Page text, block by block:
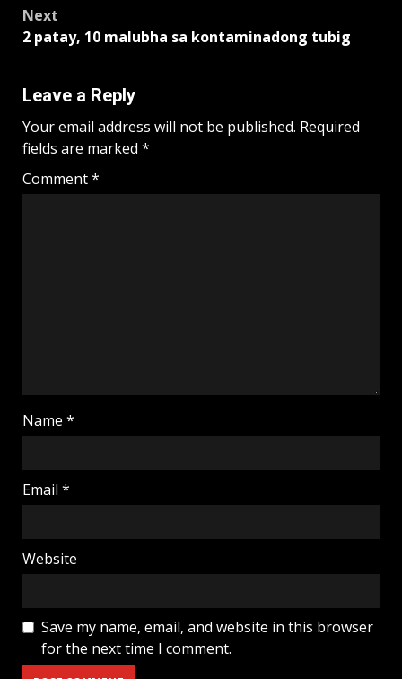
Next
2 patay, 10 malubha sa kontaminadong tubig
Leave a Reply
Your email address will not be published. Required
fields are marked *
Comment*
Name *
Email *
Website
Save my name, email, and website in this browser
for the next time I comment.